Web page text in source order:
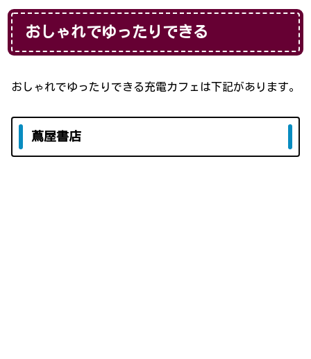
おしゃれでゆったりできる
おしゃれでゆったりできる充電カフェは下記があります。
蔦屋書店